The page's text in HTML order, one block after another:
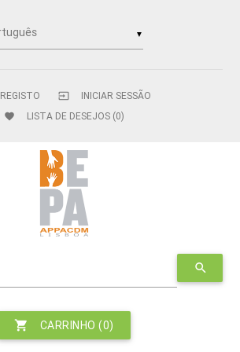
▼
REGISTO INICIAR SESSÃO
input
favorite
LISTA DE DESEJOS (0)
search
CARRINHO (0)
shopping_cart